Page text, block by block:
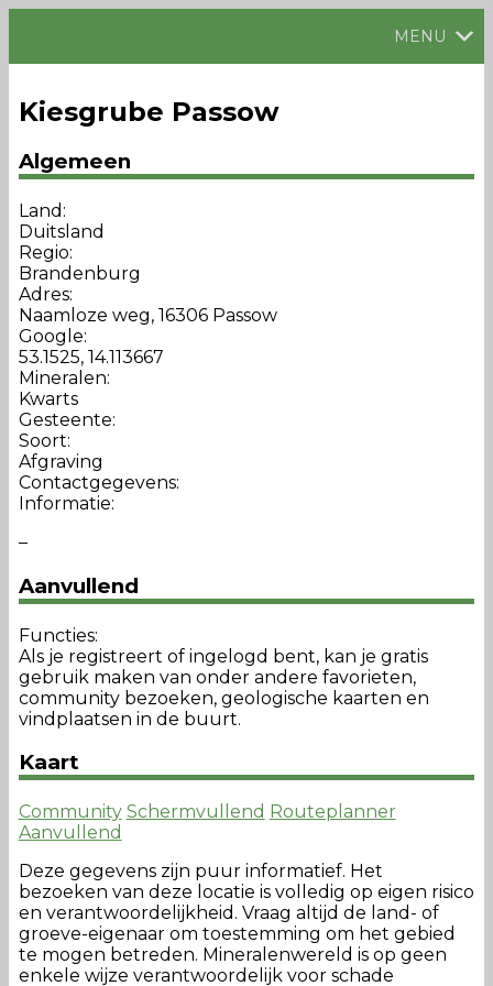
MENU
Kiesgrube Passow
Algemeen
Land:
Duitsland
Regio:
Brandenburg
Adres:
Naamloze weg, 16306 Passow
Google:
53.1525, 14.113667
Mineralen:
Kwarts
Gesteente:
Soort:
Afgraving
Contactgegevens:
Informatie:
–
Aanvullend
Functies:
Als je registreert of ingelogd bent, kan je gratis
gebruik maken van onder andere favorieten,
community bezoeken, geologische kaarten en
vindplaatsen in de buurt.
Kaart
Community Schermvullend Routeplanner
Aanvullend
Deze gegevens zijn puur informatief. Het
bezoeken van deze locatie is volledig op eigen risico
en verantwoordelijkheid. Vraag altijd de land- of
groeve-eigenaar om toestemming om het gebied
te mogen betreden. Mineralenwereld is op geen
enkele wijze verantwoordelijk voor schade